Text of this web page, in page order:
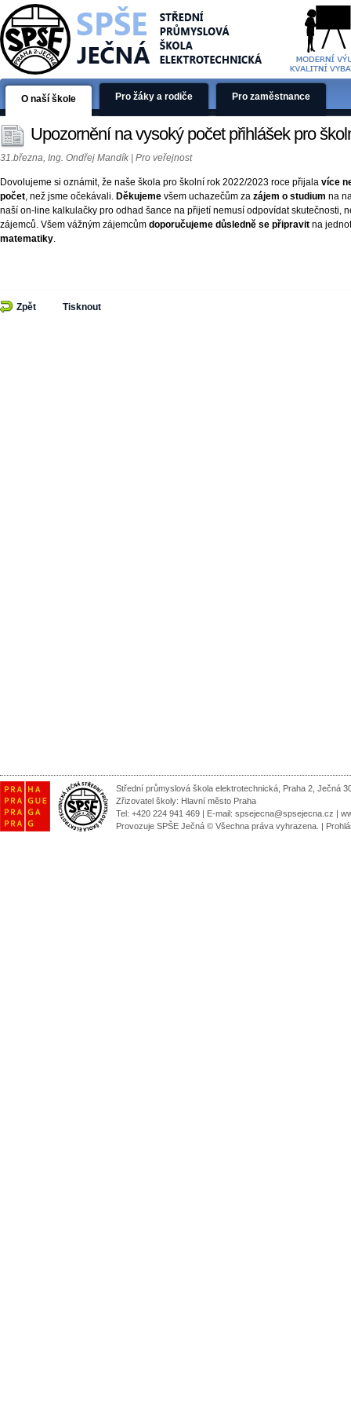
O naší škole Pro žáky a rodiče Pro zaměstnance
Upozornění na vysoký počet přihlášek pro
31.března, Ing. Ondřej Mandík | Pro veřejnost
Dovolujeme si oznámit, že naše škola pro školní rok 2022/2023 roce přijala více
počet, než jsme očekávali. Děkujeme všem uchazečům za zájem o studium na
naší on-line kalkulačky pro odhad šance na přijetí nemusí odpovídat skutečnosti,
zájemců. Všem vážným zájemcům doporučujeme důsledně se připravit na
matematiky.
Zpět Tisknout
Střední průmyslová škola elektrotechnická, Praha 2, Ječná
Zřizovatel školy: Hlavní město Praha
Tel: +420 224 941 469 | E-mail: spsejecna@spsejecna.cz |
Provozuje SPŠE Ječná © Všechna práva vyhrazena. |